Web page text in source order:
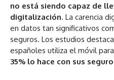
no está siendo capaz de
digitalización. La carencia
en datos tan significativos
seguros. Los estudios
españoles utiliza el móvil
35% lo hace con sus